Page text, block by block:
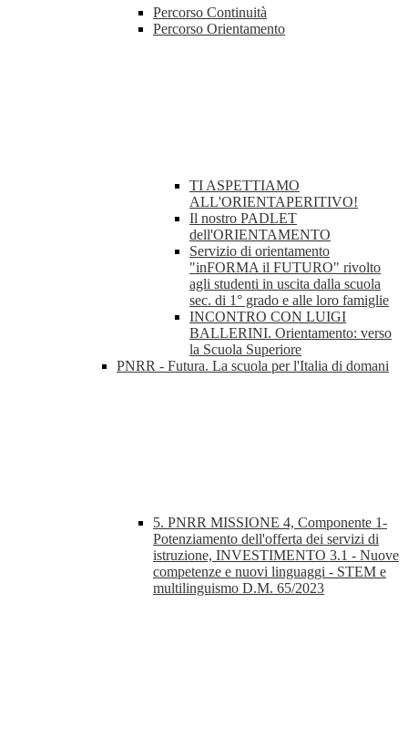
Percorso Continuità
Percorso Orientamento
TI ASPETTIAMO
ALL'ORIENTAPERITIVO!
Il nostro PADLET
dell'ORIENTAMENTO
Servizio di orientamento
"inFORMA il FUTURO" rivolto
agli studenti in uscita dalla scuola
sec. di 1° grado e alle loro famiglie
INCONTRO CON LUIGI
BALLERINI. Orientamento: verso
la Scuola Superiore
PNRR - Futura. La scuola per l'Italia di domani
5. PNRR MISSIONE 4, Componente 1-
Potenziamento dell'offerta dei servizi di
istruzione, INVESTIMENTO 3.1 - Nuove
competenze e nuovi linguaggi - STEM e
multilinguismo D.M. 65/2023